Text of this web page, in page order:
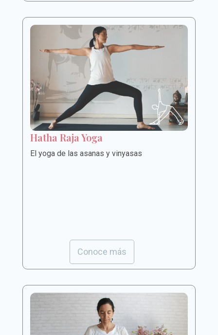
Hatha Raja Yoga
El yoga de las asanas y vinyasas
Conoce más